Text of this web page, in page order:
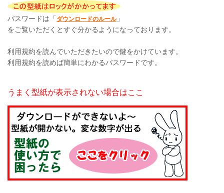
パスワードは「ダウンロードのルール」
をご覧いただくとすぐ分かるようになっております。
利用規約を読んでいただきたいので鍵をかけています。
利用規約を読めば簡単にわかるパスワードです。
うまく型紙が表示されない場合はここ